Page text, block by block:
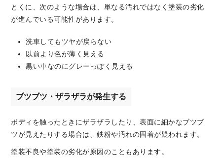
とくに、次のような場合は、単なる汚れではなく塗装の劣化
が進んでいる可能性があります。
洗車してもツヤが戻らない
以前より色が薄く見える
黒い車なのにグレーっぽく見える
ブツブツ・ザラザラが発生する
ボディを触ったときにザラザラしたり、表面に細かなブツブ
ツが見えたりする場合は、鉄粉や汚れの固着が疑われます。
塗装不良や塗装の劣化が原因のこともあります。